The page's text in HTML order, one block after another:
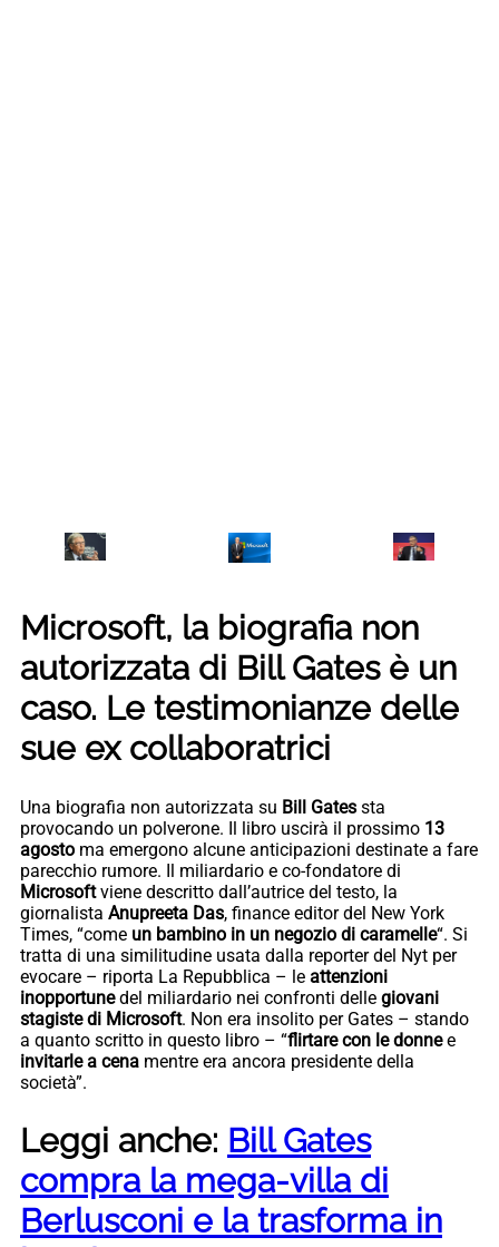
Microsoft, la biografia non
autorizzata di Bill Gates è un
caso. Le testimonianze delle
sue ex collaboratrici
Una biografia non autorizzata su Bill Gates sta
provocando un polverone. Il libro uscirà il prossimo 13
agosto ma emergono alcune anticipazioni destinate a fare
parecchio rumore. Il miliardario e co-fondatore di
Microsoftviene descritto dall’autrice del testo, la
giornalista Anupreeta Das, finance editor del New York
Times, “come un bambino in un negozio di caramelle“. Si
tratta di una similitudine usata dalla reporter del Nyt per
evocare – riporta La Repubblica – le attenzioni
inopportunedel miliardario nei confronti delle giovani
stagiste di Microsoft. Non era insolito per Gates – stando
a quanto scritto in questo libro – “flirtare con le donnee
invitarle a cena mentre era ancora presidente della
società”.
Leggi anche: Bill Gates
compra la mega-villa di
Berlusconi e la trasforma in